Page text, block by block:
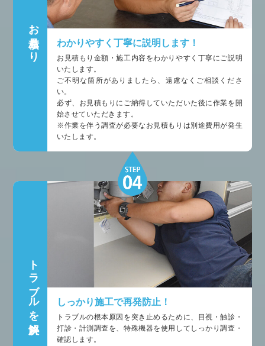
お見積もり わかりやすく丁寧に説明します！
お見積もり金額・施工内容をわかりやすく丁寧にご説明
いたします。
ご不明な箇所がありましたら、遠慮なくご相談くださ
い。
必ず、お見積もりにご納得していただいた後に作業を開
始させていただきます。
※作業を伴う調査が必要なお見積もりは別途費用が発生
いたします。
トラブルを解決 しっかり施工で再発防止！
トラブルの根本原因を突き止めるために、目視・触診・
打診・計測調査を、特殊機器を使用してしっかり調査・
確認します。